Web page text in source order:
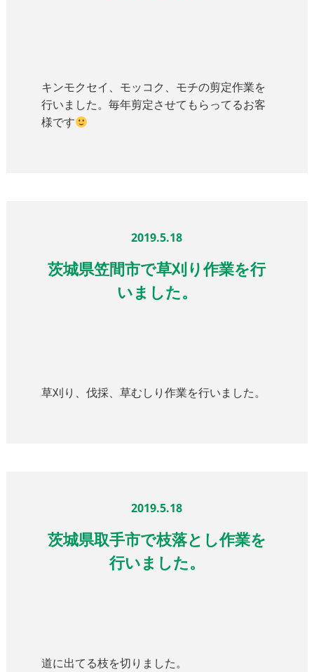
キンモクセイ、モッコク、モチの剪定作業を
行いました。毎年剪定させてもらってるお客
様です
2019.5.18
茨城県笠間市で草刈り作業を行
いました。
草刈り、伐採、草むしり作業を行いました。
2019.5.18
茨城県取手市で枝落とし作業を
行いました。
道に出てる枝を切りました。